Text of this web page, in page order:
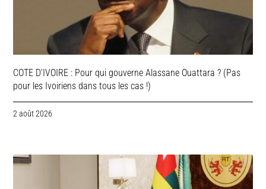
COTE D’IVOIRE : Pour qui gouverne Alassane Ouattara ? (Pas
pour les Ivoiriens dans tous les cas !)
2 août 2026